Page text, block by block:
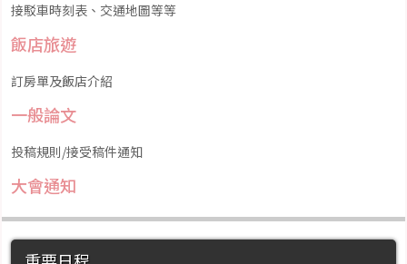
接駁車時刻表、交通地圖等等
飯店旅遊
訂房單及飯店介紹
一般論文
投稿規則/接受稿件通知
大會通知